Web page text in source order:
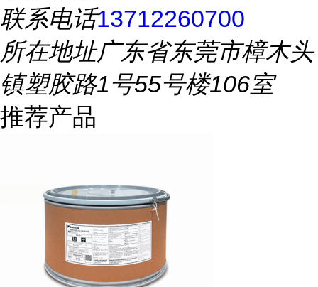
联系电话13712260700
所在地址广东省东莞市樟木头
镇塑胶路1号55号楼106室
推荐产品